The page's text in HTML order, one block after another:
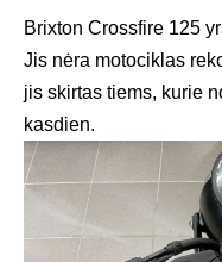
Brixton Crossfire 125
Jis nėra motociklas
jis skirtas tiems, kurie
kasdien.